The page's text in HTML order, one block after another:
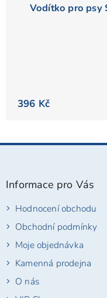
Vodítko pro psy
je
5
396 Kč
Z
Informace pro Vás
Hodnocení obchodu
Obchodní podmínky
Moje objednávka
Kamenná prodejna
O nás